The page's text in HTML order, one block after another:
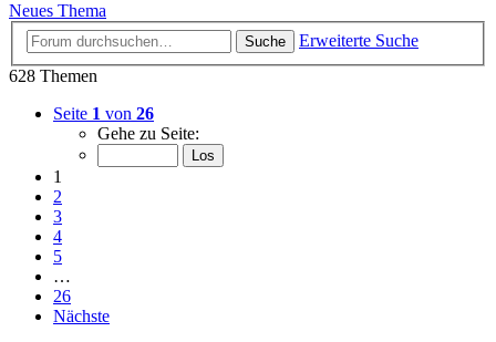
Neues Thema
Suche
Erweiterte Suche
628 Themen
Seite 1 von 26
Gehe zu Seite:
1
2
3
4
5
…
26
Nächste